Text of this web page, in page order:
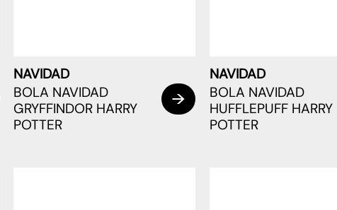
NAVIDAD
BOLA NAVIDAD
GRYFFINDOR HARRY
POTTER
NAVIDAD
BOLA NAVIDAD
HUFFLEPUFF HARRY
POTTER